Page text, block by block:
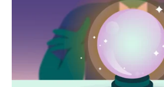
läpinäkyvyyttä
nykytilaan
tulevaisuuteen